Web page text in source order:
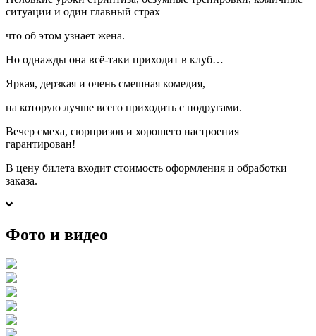
ситуации и один главный страх —
что об этом узнает жена.
Но однажды она всё-таки приходит в клуб…
Яркая, дерзкая и очень смешная комедия,
на которую лучше всего приходить с подругами.
Вечер смеха, сюрпризов и хорошего настроения
гарантирован!
В цену билета входит стоимость оформления и обработки
заказа.
Фото и видео